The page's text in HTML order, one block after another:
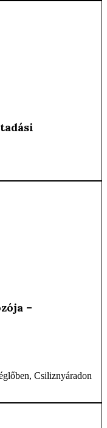
–
Csiliznyáradon